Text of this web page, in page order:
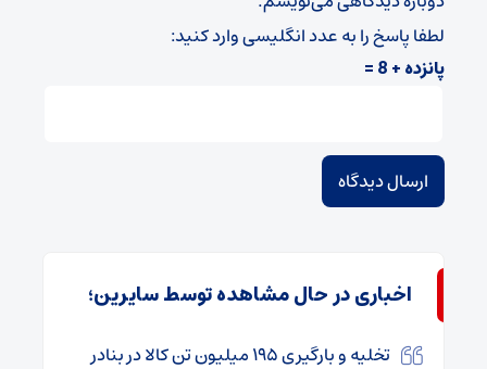
لطفا پاسخ را به عدد انگلیسی وارد کنید:
پانزده + 8 =
اخباری در حال مشاهده توسط سایرین؛
تخلیه‌ و بارگیری ۱۹۵ میلیون تن کالا در بنادر